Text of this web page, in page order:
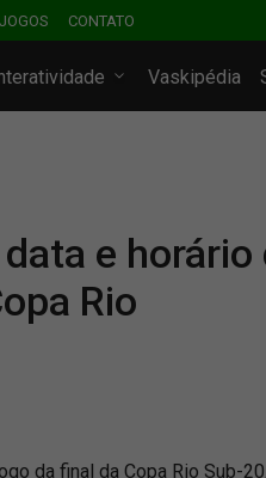
CONTATO
Vaskipédia
e horário
Rio
da final da Copa Rio Sub-